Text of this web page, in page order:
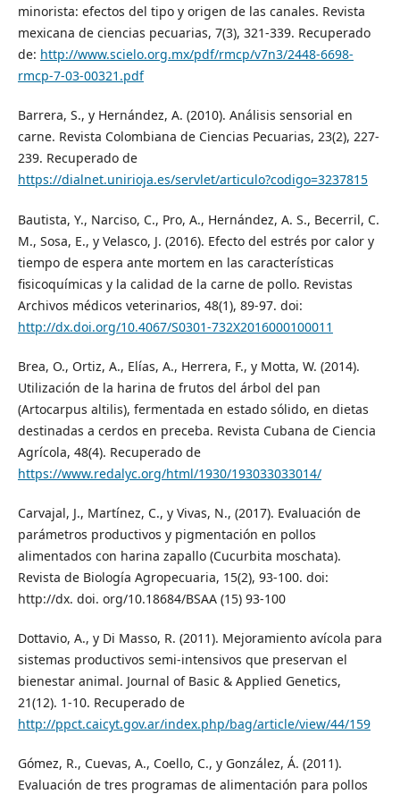
minorista: efectos del tipo y origen de las canales. Revista
mexicana de ciencias pecuarias, 7(3), 321-339. Recuperado
de: http://www.scielo.org.mx/pdf/rmcp/v7n3/2448-6698-
rmcp-7-03-00321.pdf
Barrera, S., y Hernández, A. (2010). Análisis sensorial en
carne. Revista Colombiana de Ciencias Pecuarias, 23(2), 227-
239. Recuperado de
https://dialnet.unirioja.es/servlet/articulo?codigo=3237815
Bautista, Y., Narciso, C., Pro, A., Hernández, A. S., Becerril, C.
M., Sosa, E., y Velasco, J. (2016). Efecto del estrés por calor y
tiempo de espera ante mortem en las características
fisicoquímicas y la calidad de la carne de pollo. Revistas
Archivos médicos veterinarios, 48(1), 89-97. doi:
http://dx.doi.org/10.4067/S0301-732X2016000100011
Brea, O., Ortiz, A., Elías, A., Herrera, F., y Motta, W. (2014).
Utilización de la harina de frutos del árbol del pan
(Artocarpus altilis), fermentada en estado sólido, en dietas
destinadas a cerdos en preceba. Revista Cubana de Ciencia
Agrícola, 48(4). Recuperado de
https://www.redalyc.org/html/1930/193033033014/
Carvajal, J., Martínez, C., y Vivas, N., (2017). Evaluación de
parámetros productivos y pigmentación en pollos
alimentados con harina zapallo (Cucurbita moschata).
Revista de Biología Agropecuaria, 15(2), 93-100. doi:
http://dx. doi. org/10.18684/BSAA (15) 93-100
Dottavio, A., y Di Masso, R. (2011). Mejoramiento avícola para
sistemas productivos semi-intensivos que preservan el
bienestar animal. Journal of Basic & Applied Genetics,
21(12). 1-10. Recuperado de
http://ppct.caicyt.gov.ar/index.php/bag/article/view/44/159
Gómez, R., Cuevas, A., Coello, C., y González, Á. (2011).
Evaluación de tres programas de alimentación para pollos